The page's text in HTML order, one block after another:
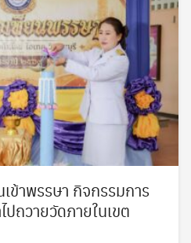
ข้าพรรษา กิจกรรมการ
ถวายวัดภายในเขต